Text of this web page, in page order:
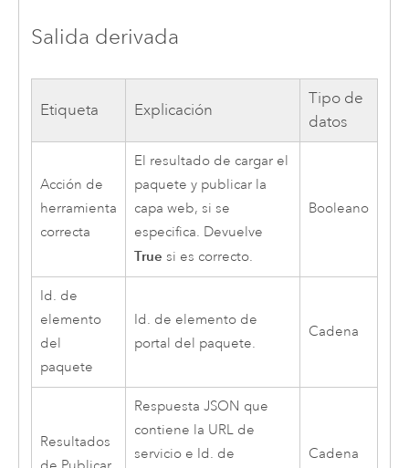
Salida derivada
Etiqueta Explicación
Tipo de
datos
Acción de
herramienta
correcta
El resultado de cargar el
paquete y publicar la
capa web, si se
especifica. Devuelve
True si es correcto.
Booleano
Id. de
elemento
del
paquete
Id. de elemento de
portal del paquete.
Cadena
Resultados
Respuesta JSON que
contiene la URL de
servicio e Id. de
Cadena